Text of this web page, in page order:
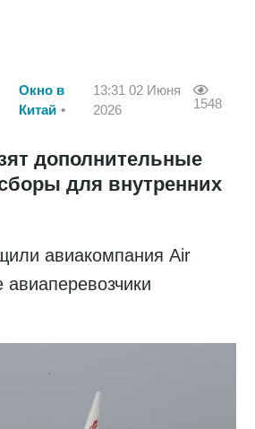
Окно в
Китай
13:31 02 Июня
2026
1548
дополнительные
для внутренних
авиакомпания Air
авиаперевозчики